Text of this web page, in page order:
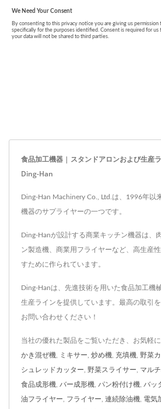
食品加工機器 | スタンドアロンおよび生産
Ding-Han
Ding-Han Machinery Co., Ltd.は、1996年以
機器のサプライヤーの一つです。
Ding-Hanが設計する商業キッチン機器は、
ン製造機、商業用フライヤーなど、高生産
すために作られています。
Ding-Hanは、先進技術を用いた食品加工機
生産ラインを提供しています。最高の取引
お問い合わせください！
当社の優れた製品をご覧いただき、お気軽に
かき混ぜ機 ミキサー 炒め機 充填機 野菜
シュレッドカッター 野菜スライサー マル
食品成形機 バー成形機 パン粉付け機 バッ
油フライヤー フライヤー 連続除油機 電気